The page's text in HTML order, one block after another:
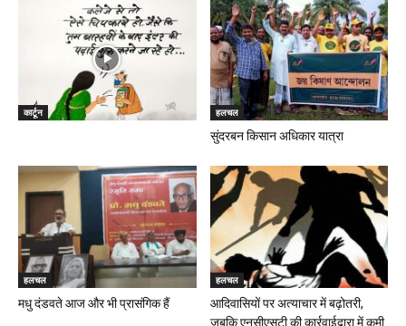
कार्टून हलचल
सुंदरबन किसान अधिकार यात्रा
हलचल
मधु दंडवते आज और भी प्रासंगिक हैं
हलचल
आदिवासियों पर अत्याचार में बढ़ोतरी,
जबकि एनसीएसटी की कार्रवाईद्वारा में कमी